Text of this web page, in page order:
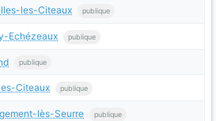
les-Citeaux publique
Echézeaux publique
publique
Citeaux publique
lès-Seurre publique